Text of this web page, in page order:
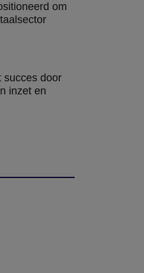
om
succes door
inzet en